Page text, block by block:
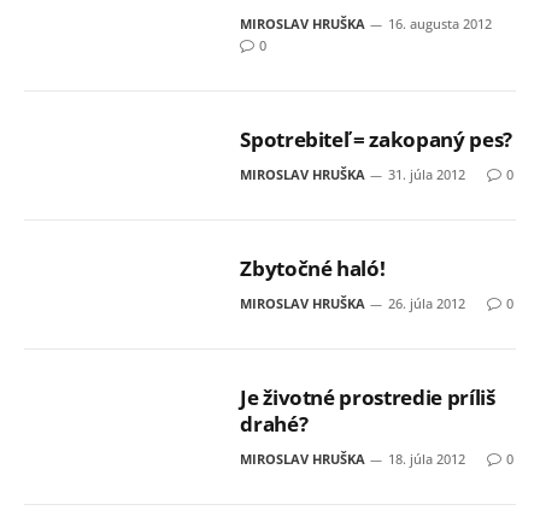
MIROSLAV HRUŠKA
16. augusta 2012
0
Spotrebiteľ = zakopaný pes?
MIROSLAV HRUŠKA 31. júla 2012 0
Zbytočné haló!
MIROSLAV HRUŠKA 26. júla 2012 0
Je životné prostredie príliš
drahé?
MIROSLAV HRUŠKA 18. júla 2012 0